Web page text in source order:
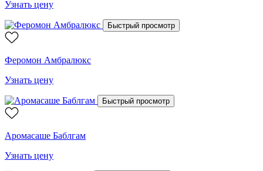
Узнать цену
Быстрый просмотр
Феромон Амбралюкс
Узнать цену
Быстрый просмотр
Аромасаше Баблгам
Узнать цену